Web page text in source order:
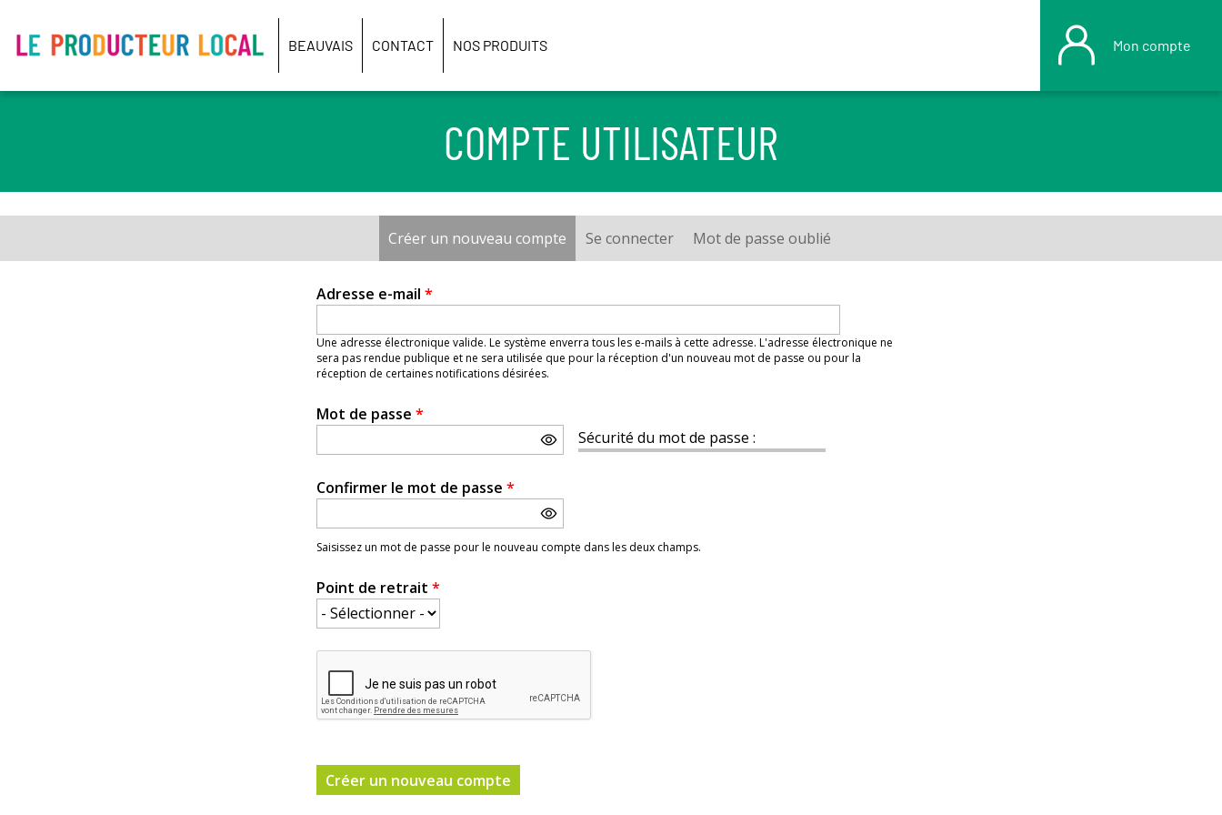
local
-
Beauvais
BEAUVAIS CONTACT NOS PRODUITS Mon compte
COMPTE UTILISATEUR
principaux
Créer un nouveau compte (onglet actif)
Se connecter Mot de passe oublié
Adresse e-mail *
Une adresse électronique valide. Le système enverra tous les e-mails à cette adresse. L'adresse électronique ne
sera pas rendue publique et ne sera utilisée que pour la réception d'un nouveau mot de passe ou pour la
réception de certaines notifications désirées.
Mot de passe *
Sécurité du mot de passe :
Confirmer le mot de passe *
Saisissez un mot de passe pour le nouveau compte dans les deux champs.
Point de retrait *